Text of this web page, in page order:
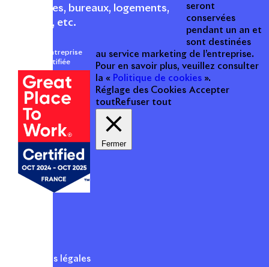
commerces, bureaux, logements,
hôtellerie, etc.
Une entreprise
certifiée
Mentions légales
seront
conservées
pendant un an et
sont destinées
au service marketing de l’entreprise.
Pour en savoir plus, veuillez consulter
la « Politique de cookies ».
Réglage des Cookies Accepter
tout Refuser tout
Fermer